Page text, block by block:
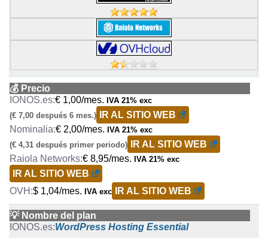
💰 Precio
€ 1,00/mes. IVA 21% exc
(€ 7,00 después 6 mes.)
IR AL SITIO WEB
€ 2,00/mes. IVA 21% exc
(€ 4,31 después primer periodo)
IR AL SITIO WEB
€ 8,95/mes. IVA 21% exc
IR AL SITIO WEB
$ 1,04/mes. IVA exc IR AL SITIO WEB
💡 Nombre del plan
WordPress Hosting Essential